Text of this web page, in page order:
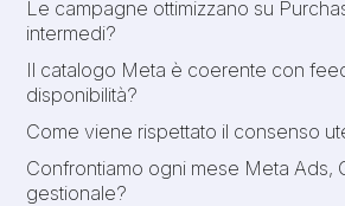
Le campagne ottimizzano su
intermedi?
Il catalogo Meta è coerente con
disponibilità?
Come viene rispettato il consenso
Confrontiamo ogni mese Meta Ads,
gestionale?